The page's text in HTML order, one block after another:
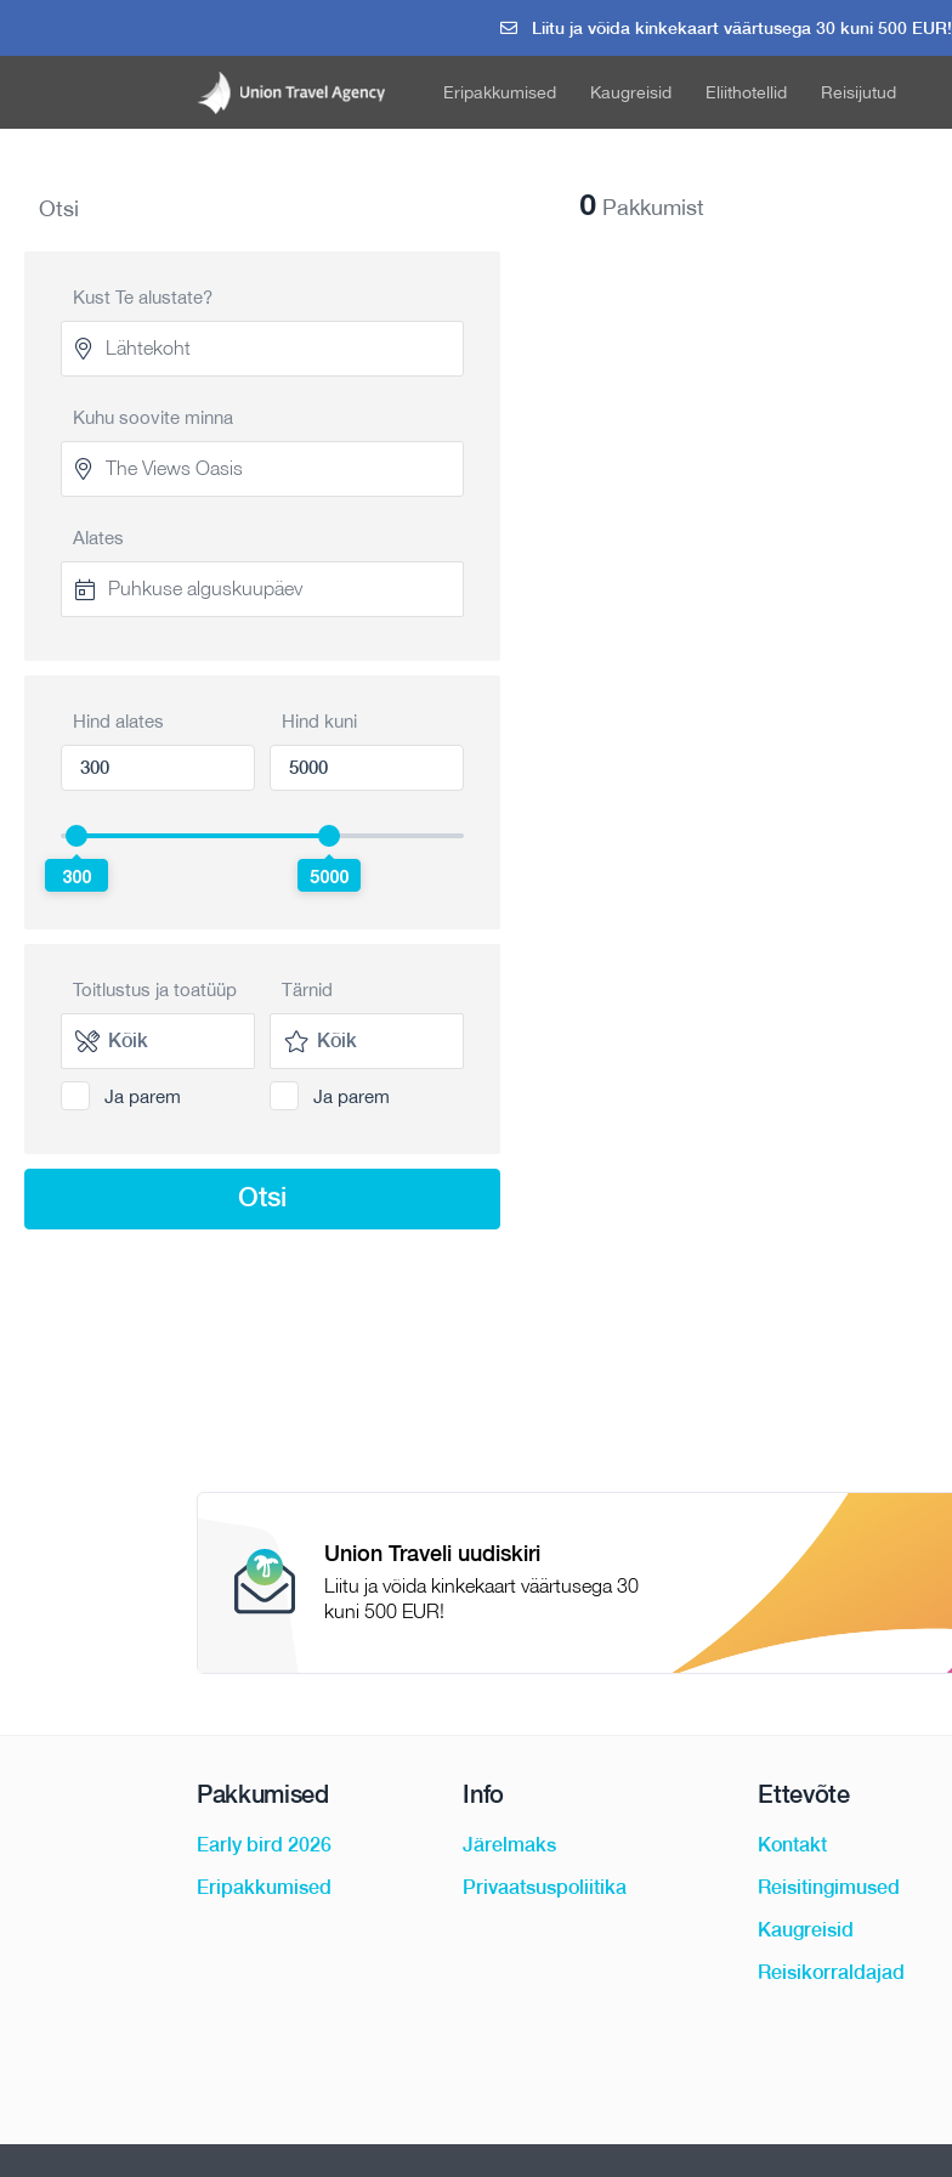
Liitu ja võida kinkekaart väärtusega 30 kuni 500 EUR!
Eripakkumised Kaugreisid Eliithotellid Reisijutud
Otsi
Kust Te alustate?
Kuhu soovite minna
Alates
Hind alates Hind kuni
300 5000
Toitlustus ja toatüüp
Ja parem
Tärnid
Ja parem
Otsi
0 Pakkumist
Union Traveli uudiskiri
Liitu ja võida kinkekaart väärtusega 30
kuni 500 EUR!
Pakkumised
Early bird 2026
Eripakkumised
Info
Järelmaks
Privaatsuspoliitika
Ettevõte
Kontakt
Reisitingimused
Kaugreisid
Reisikorraldajad